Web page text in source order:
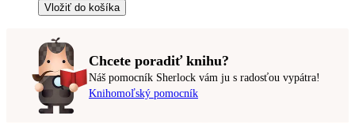
Vložiť do košíka
Chcete poradiť knihu?
Náš pomocník Sherlock vám ju s radosťou vypátra!
Knihomoľský pomocník